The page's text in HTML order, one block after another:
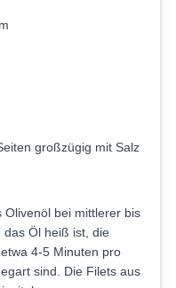
großzügig mit Salz
bei mittlerer bis
das Öl heiß ist, die
4-5 Minuten pro
sind. Die Filets aus